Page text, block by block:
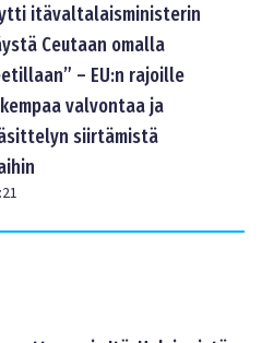
itävaltalaisministerin
Ceutaan omalla
– EU:n rajoille
valvontaa ja
siirtämistä